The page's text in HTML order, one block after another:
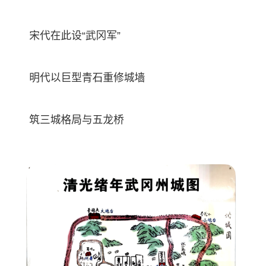
宋代在此设“武冈军”
明代以巨型青石重修城墙
筑三城格局与五龙桥